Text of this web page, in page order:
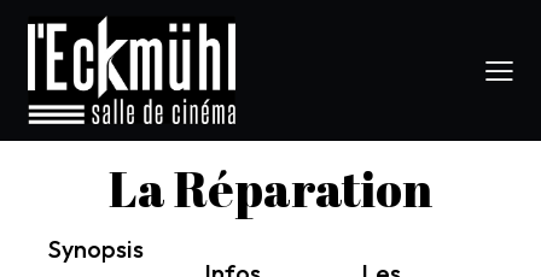
La Réparation
Synopsis